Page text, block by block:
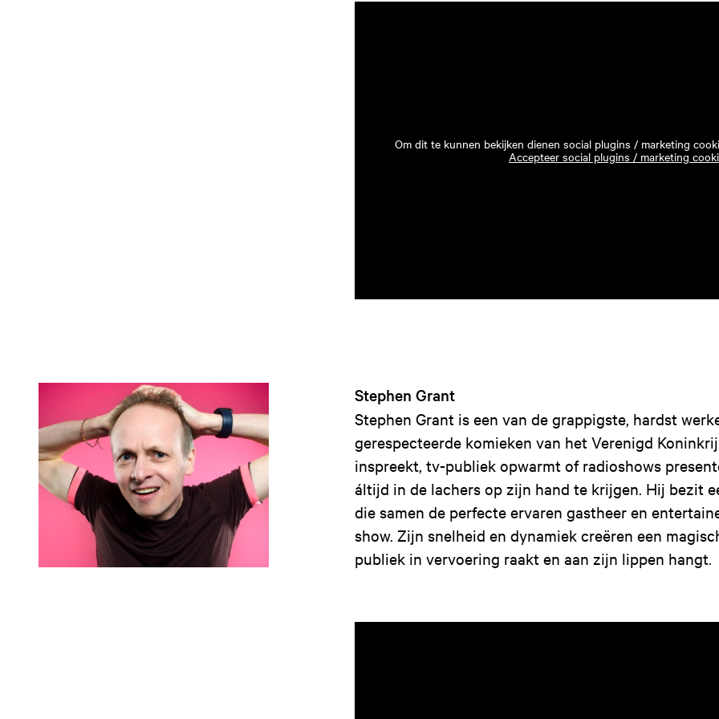
Om dit te kunnen bekijken dienen social plugins / marketing
Accepteer social plugins / marketing
Stephen Grant
Stephen Grant is een van de grappigste, hardst
gerespecteerde komieken van het Verenigd
inspreekt, tv-publiek opwarmt of radioshows
áltijd in de lachers op zijn hand te krijgen. Hij bezit
die samen de perfecte ervaren gastheer en
show. Zijn snelheid en dynamiek creëren een
publiek in vervoering raakt en aan zijn lippen hangt.